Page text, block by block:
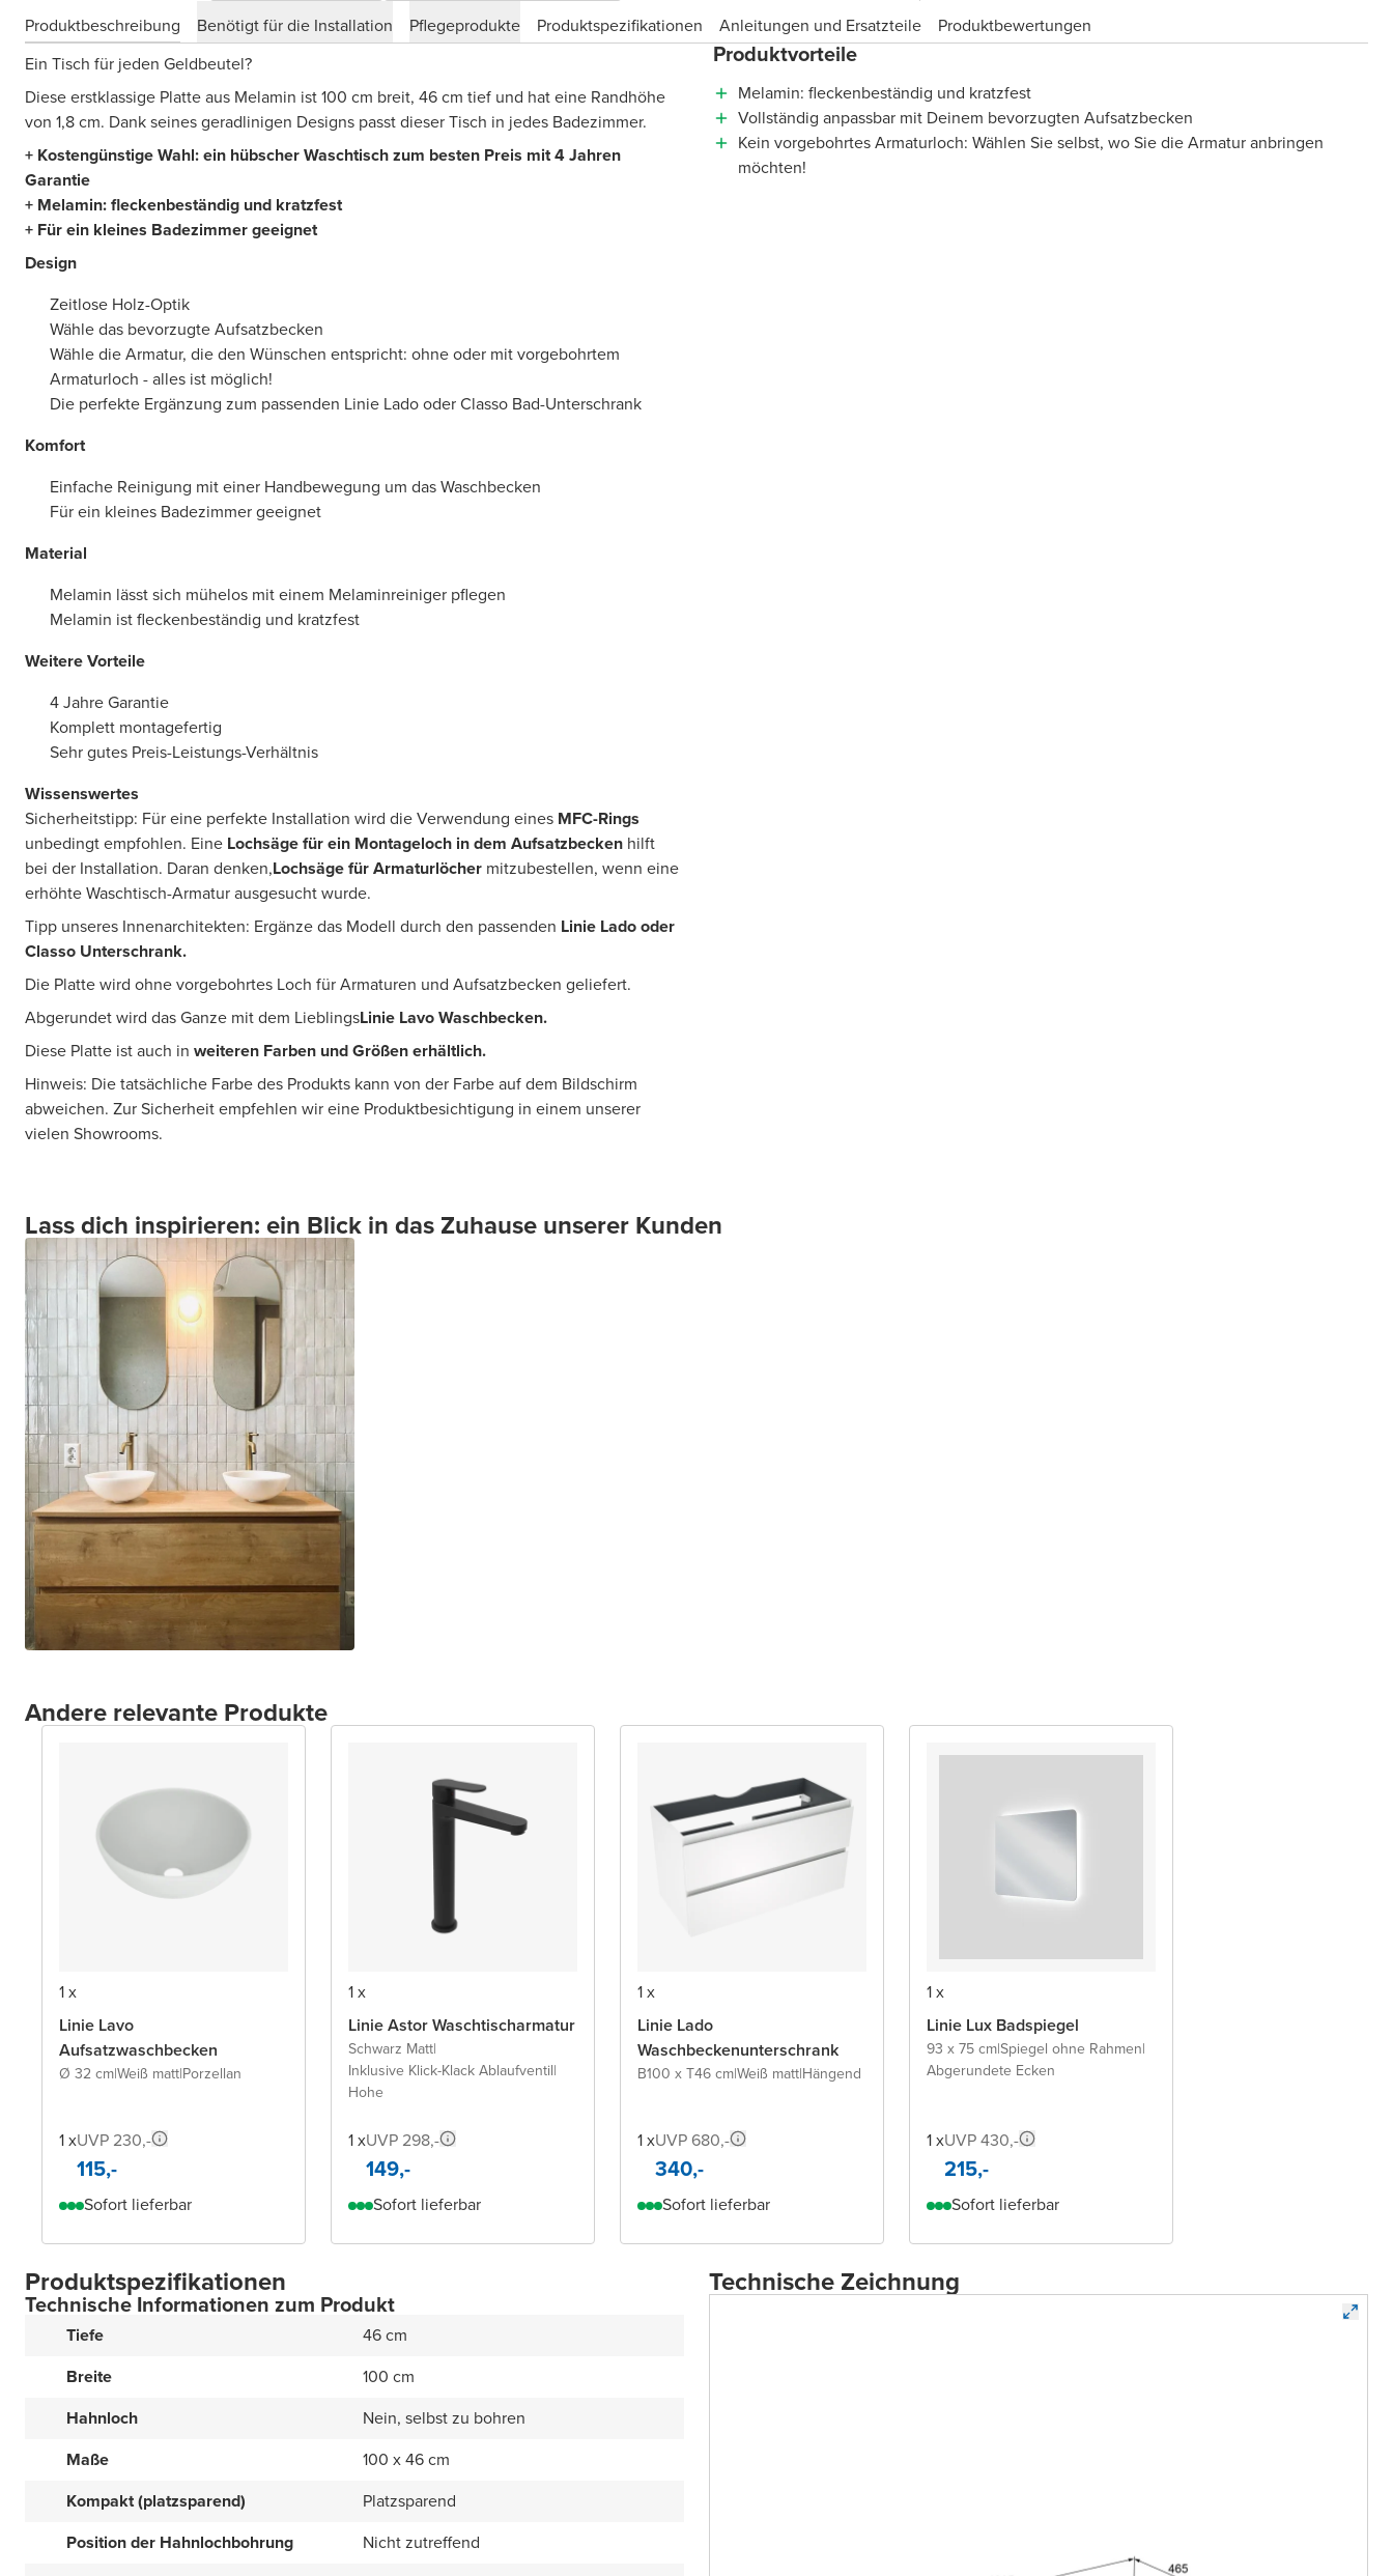
Produktbeschreibung Benötigt für die Installation Pflegeprodukte Produktspezifikationen Anleitungen und Ersatzteile
Produktbewertungen
Ein Tisch für jeden Geldbeutel?
Diese erstklassige Platte aus Melamin ist 100 cm breit, 46 cm tief und hat eine Randhöhe
von 1,8 cm. Dank seines geradlinigen Designs passt dieser Tisch in jedes Badezimmer.
+ Kostengünstige Wahl: ein hübscher Waschtisch zum besten Preis mit 4 Jahren
Garantie
+ Melamin: fleckenbeständig und kratzfest
+ Für ein kleines Badezimmer geeignet
Design
Zeitlose Holz-Optik
Wähle das bevorzugte Aufsatzbecken
Wähle die Armatur, die den Wünschen entspricht: ohne oder mit vorgebohrtem
Armaturloch - alles ist möglich!
Die perfekte Ergänzung zum passenden Linie Lado oder Classo Bad-Unterschrank
Komfort
Einfache Reinigung mit einer Handbewegung um das Waschbecken
Für ein kleines Badezimmer geeignet
Material
Melamin lässt sich mühelos mit einem Melaminreiniger pflegen
Melamin ist fleckenbeständig und kratzfest
Weitere Vorteile
4 Jahre Garantie
Komplett montagefertig
Sehr gutes Preis-Leistungs-Verhältnis
Wissenswertes
Sicherheitstipp: Für eine perfekte Installation wird die Verwendung eines MFC-Rings
unbedingt empfohlen. Eine Lochsäge für ein Montageloch in dem Aufsatzbecken hilft
bei der Installation. Daran denken,Lochsäge für Armaturlöcher mitzubestellen, wenn eine
erhöhte Waschtisch-Armatur ausgesucht wurde.
Tipp unseres Innenarchitekten: Ergänze das Modell durch den passenden Linie Lado oder
Classo Unterschrank.
Die Platte wird ohne vorgebohrtes Loch für Armaturen und Aufsatzbecken geliefert.
Abgerundet wird das Ganze mit dem LieblingsLinie Lavo Waschbecken.
Diese Platte ist auch in weiteren Farben und Größen erhältlich.
Hinweis: Die tatsächliche Farbe des Produkts kann von der Farbe auf dem Bildschirm
abweichen. Zur Sicherheit empfehlen wir eine Produktbesichtigung in einem unserer
vielen Showrooms.
Produktvorteile
Melamin: fleckenbeständig und kratzfest
Vollständig anpassbar mit Deinem bevorzugten Aufsatzbecken
Kein vorgebohrtes Armaturloch: Wählen Sie selbst, wo Sie die Armatur anbringen
möchten!
Lass dich inspirieren: ein Blick in das Zuhause unserer Kunden
Andere relevante Produkte
1 x
Linie Lavo
Aufsatzwaschbecken
Ø 32 cm|Weiß matt|Porzellan
1 xUVP 230,-
115,-
Sofort lieferbar
1 x
Linie Astor Waschtischarmatur
Schwarz Matt|
Inklusive Klick-Klack Ablaufventil|
Hohe
1 xUVP 298,-
149,-
Sofort lieferbar
1 x
Linie Lado
Waschbeckenunterschrank
B100 x T46 cm|Weiß matt|Hängend
1 xUVP 680,-
340,-
Sofort lieferbar
1 x
Linie Lux Badspiegel
93 x 75 cm|Spiegel ohne Rahmen|
Abgerundete Ecken
1 xUVP 430,-
215,-
Sofort lieferbar
Produktspezifikationen
Technische Informationen zum Produkt
Tiefe
46 cm
Breite
100 cm
Hahnloch
Nein, selbst zu bohren
Maße
100 x 46 cm
Kompakt (platzsparend)
Platzsparend
Position der Hahnlochbohrung
Nicht zutreffend
Technische Zeichnung